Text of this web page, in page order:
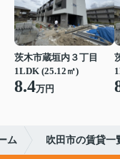
茨木市蔵垣内３丁目
1LDK (25.12㎡)
8.4万円
ム 吹田市の賃貸一